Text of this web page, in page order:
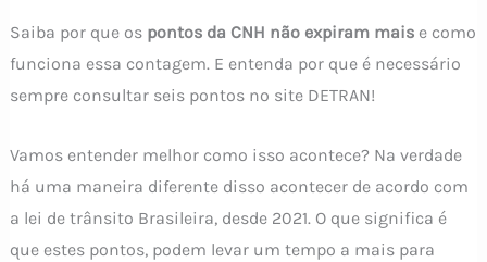
Saiba por que os pontos da CNH não expiram maise como
funciona essa contagem. E entenda por que é necessário
sempre consultar seis pontos no site DETRAN!
Vamos entender melhor como isso acontece? Na verdade
há uma maneira diferente disso acontecer de acordo com
a lei de trânsito Brasileira, desde 2021. O que significa é
que estes pontos, podem levar um tempo a mais para